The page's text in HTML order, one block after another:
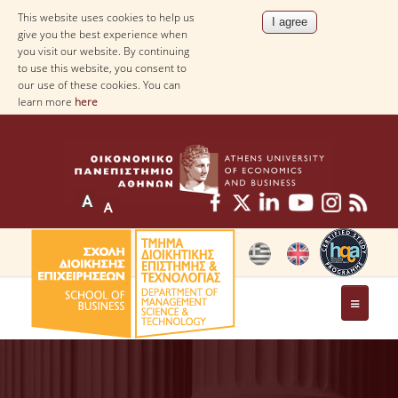
This website uses cookies to help us
give you the best experience when
you visit our website. By continuing
to use this website, you consent to
our use of these cookies. You can
learn more here
THE DEPARTMENT